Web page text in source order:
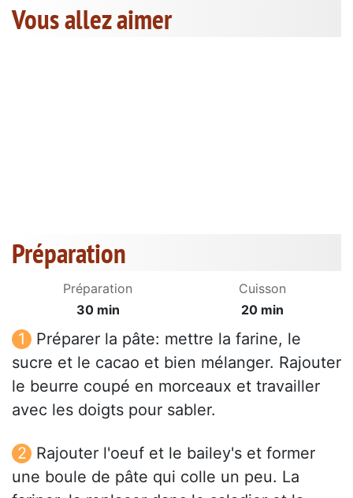
Vous allez aimer
Préparation
Préparation
30 min
Cuisson
20 min
Préparer la pâte: mettre la farine, le
sucre et le cacao et bien mélanger. Rajouter
le beurre coupé en morceaux et travailler
avec les doigts pour sabler.
Rajouter l'oeuf et le bailey's et former
une boule de pâte qui colle un peu. La